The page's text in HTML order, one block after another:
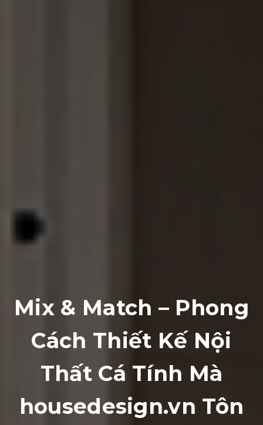
Mix & Match – Phong
Cách Thiết Kế Nội
Thất Cá Tính Mà
housedesign.vn Tôn